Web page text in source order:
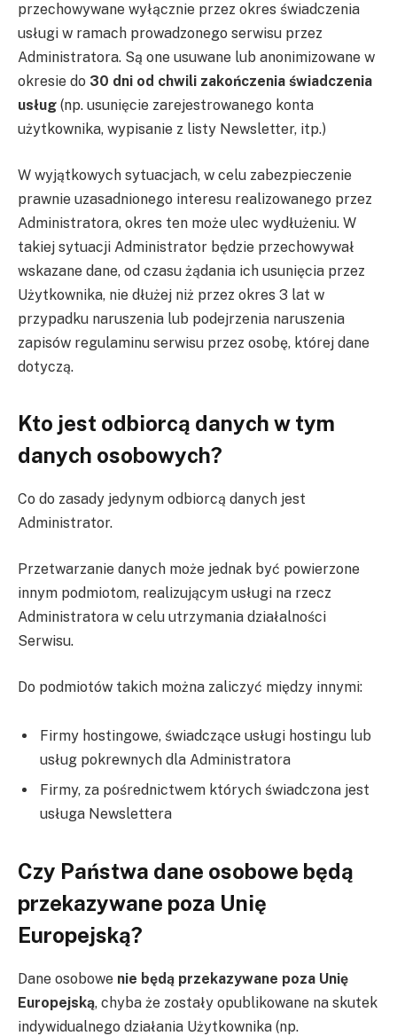
przechowywane wyłącznie przez okres świadczenia
usługi w ramach prowadzonego serwisu przez
Administratora. Są one usuwane lub anonimizowane w
okresie do 30 dni od chwili zakończenia świadczenia
usług (np. usunięcie zarejestrowanego konta
użytkownika, wypisanie z listy Newsletter, itp.)
W wyjątkowych sytuacjach, w celu zabezpieczenie
prawnie uzasadnionego interesu realizowanego przez
Administratora, okres ten może ulec wydłużeniu. W
takiej sytuacji Administrator będzie przechowywał
wskazane dane, od czasu żądania ich usunięcia przez
Użytkownika, nie dłużej niż przez okres 3 lat w
przypadku naruszenia lub podejrzenia naruszenia
zapisów regulaminu serwisu przez osobę, której dane
dotyczą.
Kto jest odbiorcą danych w tym
danych osobowych?
Co do zasady jedynym odbiorcą danych jest
Administrator.
Przetwarzanie danych może jednak być powierzone
innym podmiotom, realizującym usługi na rzecz
Administratora w celu utrzymania działalności
Serwisu.
Do podmiotów takich można zaliczyć między innymi:
Firmy hostingowe, świadczące usługi hostingu lub
usług pokrewnych dla Administratora
Firmy, za pośrednictwem których świadczona jest
usługa Newslettera
Czy Państwa dane osobowe będą
przekazywane poza Unię
Europejską?
Dane osobowe nie będą przekazywane poza Unię
Europejską, chyba że zostały opublikowane na skutek
indywidualnego działania Użytkownika (np.